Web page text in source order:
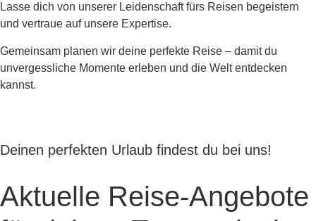
Lasse dich von unserer Leidenschaft fürs Reisen begeistern
und vertraue auf unsere Expertise.
Gemeinsam planen wir deine perfekte Reise – damit du
unvergessliche Momente erleben und die Welt entdecken
kannst.
Deinen perfekten Urlaub findest du bei uns!
Aktuelle Reise-Angebote